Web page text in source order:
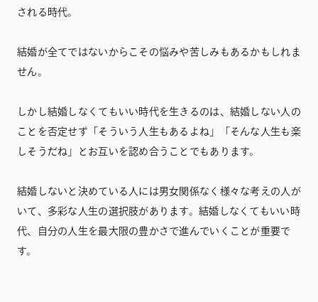
される時代。
結婚が全てではないからこその悩みや苦しみもあるかもしれま
せん。
しかし結婚しなくてもいい時代を生きるのは、結婚しない人の
ことを否定せず「そういう人生もあるよね」「そんな人生も楽
しそうだね」とお互いを認め合うことでもあります。
結婚しないと決めている人には男女関係なく様々な考えの人が
いて、多彩な人生の選択肢があります。結婚しなくてもいい時
代、自分の人生を最大限の豊かさで進んでいくことが重要で
す。